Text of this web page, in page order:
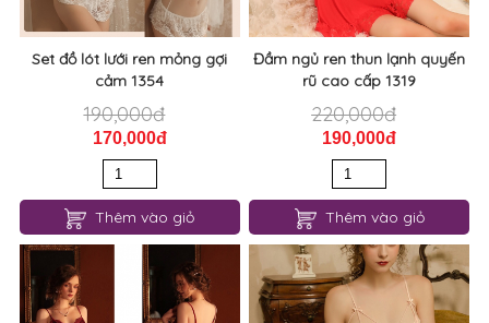
SẢN PHẨM LIÊN QUAN
Set đồ lót lưới ren mỏng gợi
cảm 1354
Đầm ngủ ren thun lạnh quyến
rũ cao cấp 1319